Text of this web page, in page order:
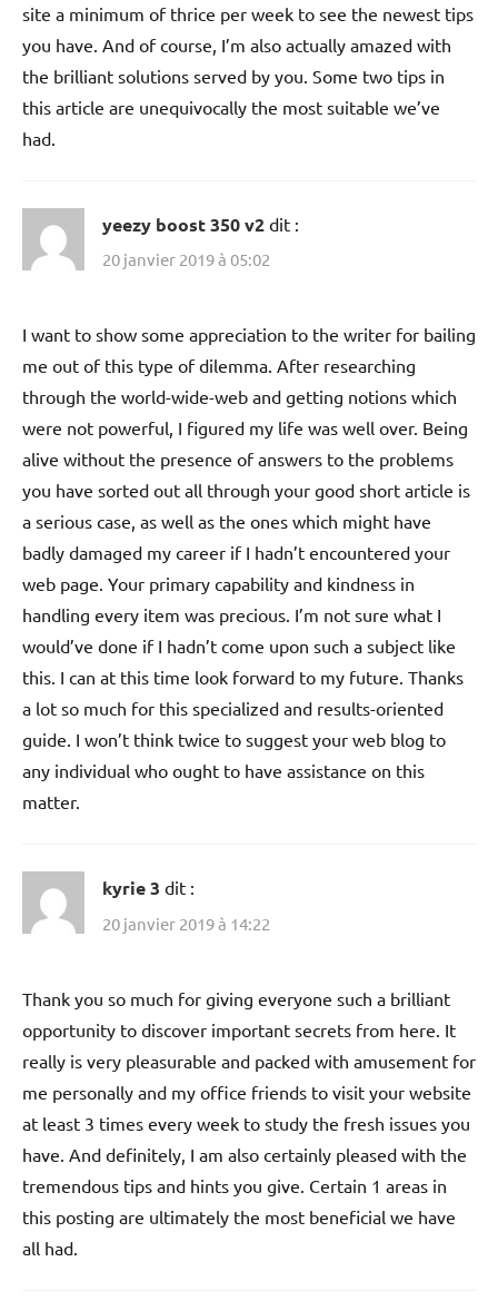
site a minimum of thrice per week to see the newest tips
you have. And of course, I’m also actually amazed with
the brilliant solutions served by you. Some two tips in
this article are unequivocally the most suitable we’ve
had.
yeezy boost 350 v2 dit :
20 janvier 2019 à 05:02
I want to show some appreciation to the writer for bailing
me out of this type of dilemma. After researching
through the world-wide-web and getting notions which
were not powerful, I figured my life was well over. Being
alive without the presence of answers to the problems
you have sorted out all through your good short article is
a serious case, as well as the ones which might have
badly damaged my career if I hadn’t encountered your
web page. Your primary capability and kindness in
handling every item was precious. I’m not sure what I
would’ve done if I hadn’t come upon such a subject like
this. I can at this time look forward to my future. Thanks
a lot so much for this specialized and results-oriented
guide. I won’t think twice to suggest your web blog to
any individual who ought to have assistance on this
matter.
kyrie 3 dit :
20 janvier 2019 à 14:22
Thank you so much for giving everyone such a brilliant
opportunity to discover important secrets from here. It
really is very pleasurable and packed with amusement for
me personally and my office friends to visit your website
at least 3 times every week to study the fresh issues you
have. And definitely, I am also certainly pleased with the
tremendous tips and hints you give. Certain 1 areas in
this posting are ultimately the most beneficial we have
all had.